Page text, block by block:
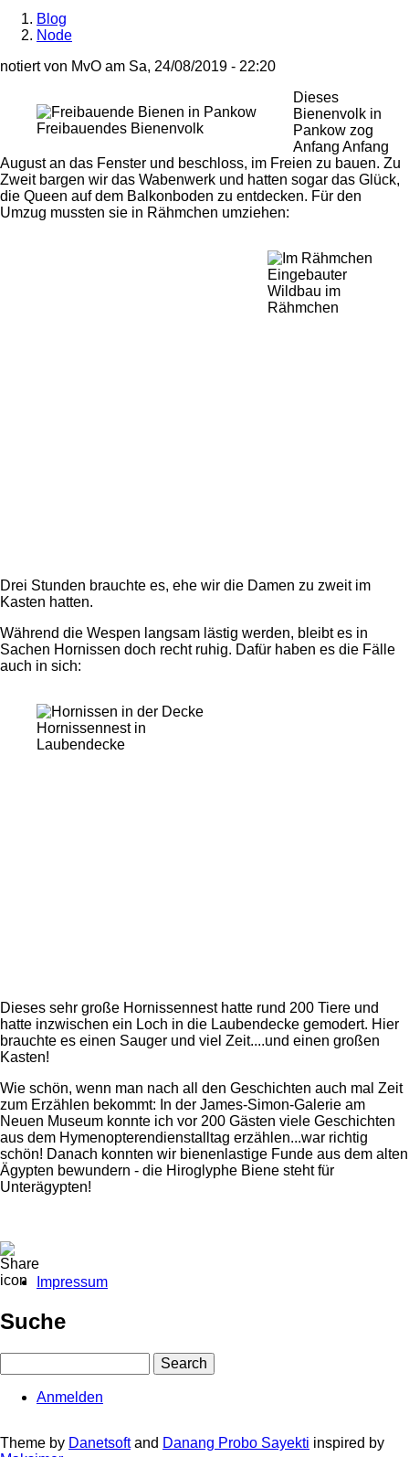
Breadcrumb
Blog
Node
notiert von MvO am Sa, 24/08/2019 - 22:20
Freibauendes Bienenvolk
Dieses
Bienenvolk in
Pankow zog
Anfang Anfang
August an das Fenster und beschloss, im Freien zu bauen. Zu
Zweit bargen wir das Wabenwerk und hatten sogar das Glück,
die Queen auf dem Balkonboden zu entdecken. Für den
Umzug mussten sie in Rähmchen umziehen:
Eingebauter
Wildbau im
Rähmchen
Drei Stunden brauchte es, ehe wir die Damen zu zweit im
Kasten hatten.
Während die Wespen langsam lästig werden, bleibt es in
Sachen Hornissen doch recht ruhig. Dafür haben es die Fälle
auch in sich:
Hornissennest in
Laubendecke
Dieses sehr große Hornissennest hatte rund 200 Tiere und
hatte inzwischen ein Loch in die Laubendecke gemodert. Hier
brauchte es einen Sauger und viel Zeit....und einen großen
Kasten!
Wie schön, wenn man nach all den Geschichten auch mal Zeit
zum Erzählen bekommt: In der James-Simon-Galerie am
Neuen Museum konnte ich vor 200 Gästen viele Geschichten
aus dem Hymenopterendienstalltag erzählen...war richtig
schön! Danach konnten wir bienenlastige Funde aus dem alten
Ägypten bewundern - die Hiroglyphe Biene steht für
Unterägypten!
Impressum
Suche
account
Anmelden
Theme by Danetsoftand Danang Probo Sayekti inspired by